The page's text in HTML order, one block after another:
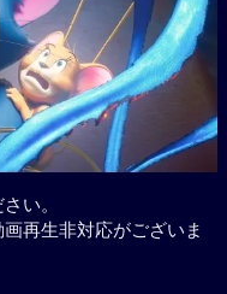
い。
再生非対応がございま